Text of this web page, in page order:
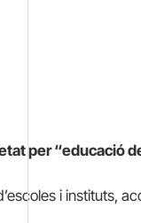
per “educació
i instituts,